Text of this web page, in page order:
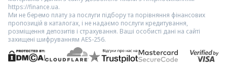
https://finance.ua.
Ми не беремо плату за послуги підбору та порівняння фінансових
пропозицій в каталогах, і не надаємо послуги кредитування,
розміщення депозитів і страхування. Ваші особисті дані на сайті
захищені шифруванням AES-256.